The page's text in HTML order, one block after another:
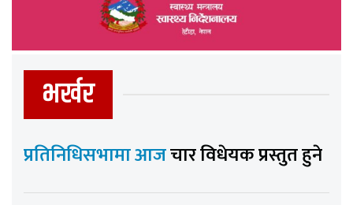
भर्खर
प्रतिनिधिसभामा आजचार विधेयक प्रस्तुत हुने